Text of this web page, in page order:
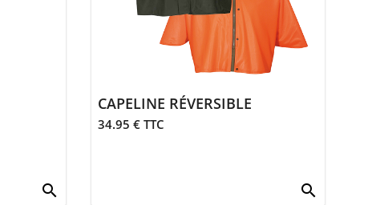
search
CAPELINE RÉVERSIBLE
34.95 € TTC
search